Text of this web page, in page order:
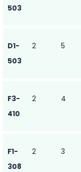
503
D1-
503
2 5
F3-
410
2 4
F1-
308
2 3